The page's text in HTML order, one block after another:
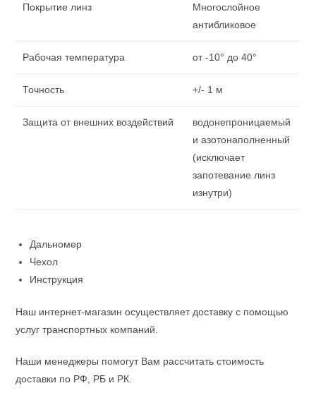
Покрытие линз
Многослойное
антибликовое
Рабочая температура от -10° до 40°
Точность +/- 1 м
Защита от внешних воздействий
водонепроницаемый
и азотонаполненный
(исключает
запотевание линз
изнутри)
Дальномер
Чехол
Инструкция
Наш интернет-магазин осуществляет доставку с помощью
услуг транспортных компаний.
Наши менеджеры помогут Вам рассчитать стоимость
доставки по РФ, РБ и РК.